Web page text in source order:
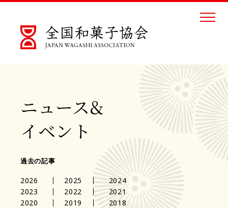
ニュース&
イベント
過去の記事
2026 2025
2024
2023
2022
2021
2020
2019
2018